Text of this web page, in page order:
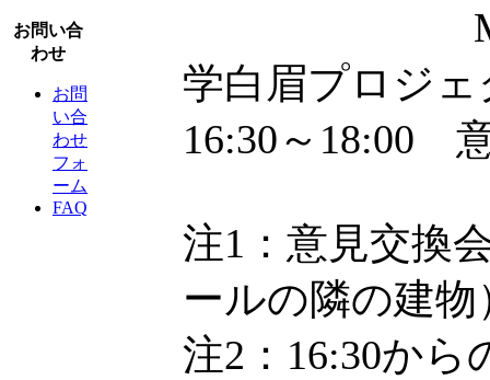
お問い合
わせ
お問
い合
わせ
フォ
ーム
FAQ
学白眉プロジ
16:30～18:00
注1：意見交換
ールの隣の建
注2：16:30から